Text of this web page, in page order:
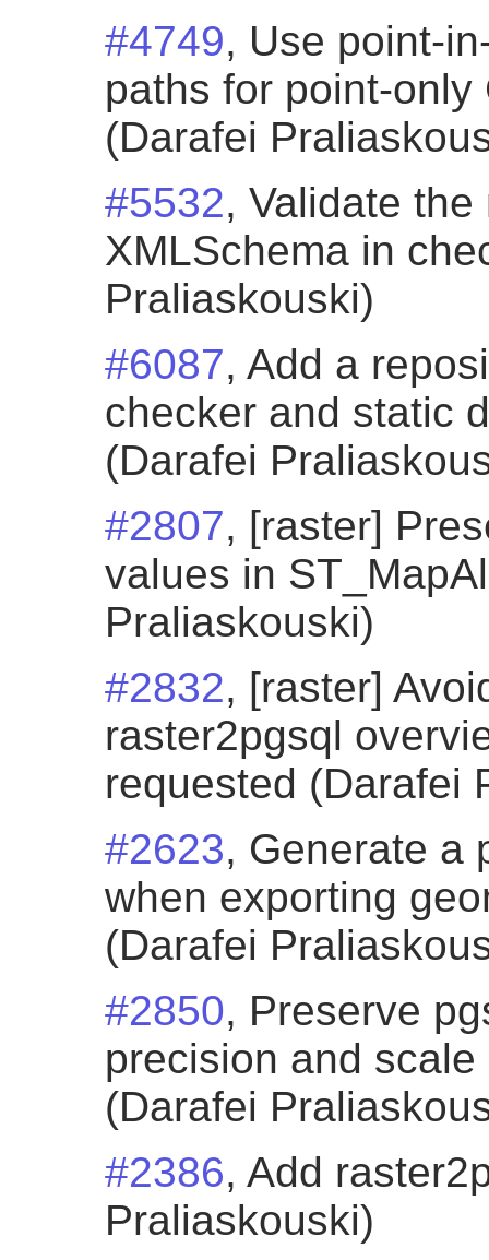
#4749, Use point-
paths for point-
(Darafei
#5532, Validate
XMLSchema in
Praliaskouski)
#6087, Add a
checker and static
(Darafei
#2807, [raster]
values in
Praliaskouski)
#2832, [raster]
raster2pgsql
requested (Darafei
#2623, Generate a
when exporting
(Darafei
#2850, Preserve
precision and
(Darafei
#2386, Add
Praliaskouski)